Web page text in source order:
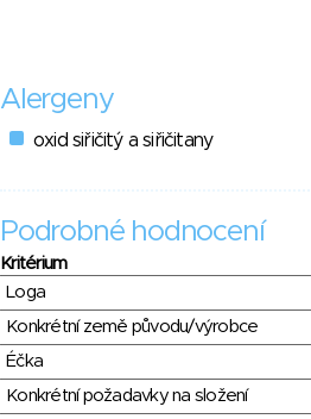
Alergeny
oxid siřičitý a siřičitany
Podrobné hodnocení
Kritérium
Loga
Konkrétní země původu/výrobce
Éčka
Konkrétní požadavky na složení